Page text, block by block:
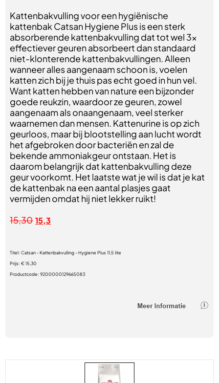
Kattenbakvulling voor een hygiënische
kattenbak Catsan Hygiene Plus is een sterk
absorberende kattenbakvulling dat tot wel 3x
effectiever geuren absorbeert dan standaard
niet-klonterende kattenbakvullingen. Alleen
wanneer alles aangenaam schoon is, voelen
katten zich bij je thuis pas echt goed in hun vel.
Want katten hebben van nature een bijzonder
goede reukzin, waardoor ze geuren, zowel
aangenaam als onaangenaam, veel sterker
waarnemen dan mensen. Kattenurine is op zich
geurloos, maar bij blootstelling aan lucht wordt
het afgebroken door bacteriën en zal de
bekende ammoniakgeur ontstaan. Het is
daarom belangrijk dat kattenbakvulling deze
geur voorkomt. Het laatste wat je wil is dat je kat
de kattenbak na een aantal plasjes gaat
vermijden omdat hij niet lekker ruikt!
15,30 15,3
Titel:Catsan - Kattenbakvulling - Hygiene Plus 11,5 lite
Prijs:€ 15,30
Productcode:9200000129665083